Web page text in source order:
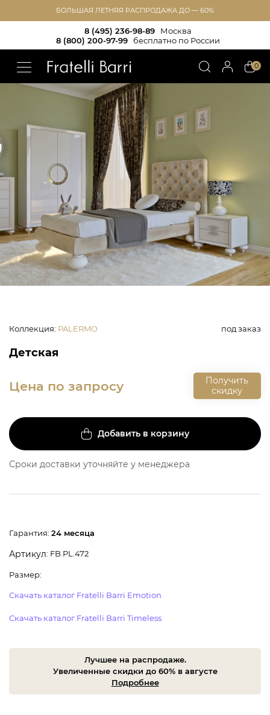
БОЛЬШАЯ ЛЕТНЯЯ РАСПРОДАЖА ДО — 60%
8 (495) 236-98-89
Москва
8 (800) 200-97-99
бесплатно по России
0
Коллекция: PALERMO под заказ
Детская
Цена по запросу
Получить
скидку
Добавить в корзину
Сроки доставки уточняйте у менеджера
Гарантия: 24 месяца
Артикул: FB.PL.472
Размер:
Скачать каталог Fratelli Barri Emotion
Скачать каталог Fratelli Barri Timeless
Лучшее на распродаже.
Увеличенные скидки до 60% в августе
Подробнее